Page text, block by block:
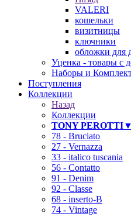
VALERI
кошельки
визитницы
ключники
обложки для
Уценка - товары с
Наборы и
Поступления
Коллекции
Назад
Коллекции
TONY PEROTTI▼
78 - Bruciato
27 - Vernazza
33 - italico tuscania
56 - Contatto
91 - Denim
92 - Classe
68 - inserto-B
74 - Vintage